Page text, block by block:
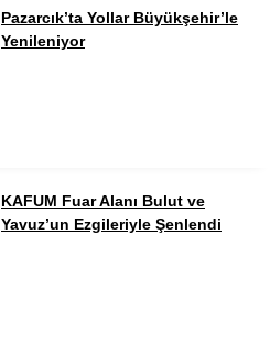
Pazarcık’ta Yollar Büyükşehir’le
Yenileniyor
KAFUM Fuar Alanı Bulut ve
Yavuz’un Ezgileriyle Şenlendi